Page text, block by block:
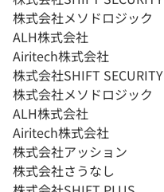
株式会社メソドロジック
ALH株式会社
Airitech株式会社
株式会社SHIFT SECURITY
株式会社メソドロジック
ALH株式会社
Airitech株式会社
株式会社アッション
株式会社さうなし